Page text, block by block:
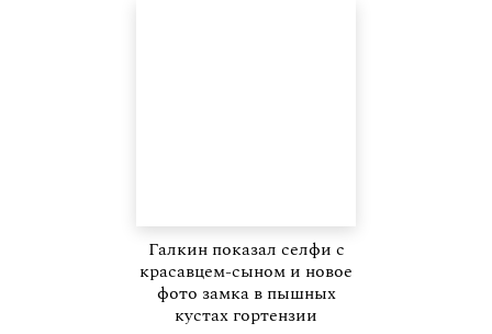
Галкин показал селфи с
красавцем-сыном и новое
фото замка в пышных
кустах гортензии